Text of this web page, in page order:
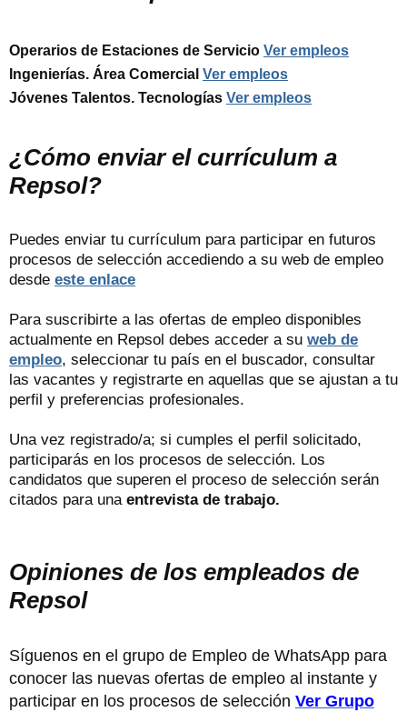
Operarios de Estaciones de Servicio Ver empleos
Ingenierías. Área Comercial Ver empleos
Jóvenes Talentos. Tecnologías Ver empleos
¿Cómo enviar el currículum a
Repsol?
Puedes enviar tu currículum para participar en futuros
procesos de selección accediendo a su web de empleo
desde este enlace
Para suscribirte a las ofertas de empleo disponibles
actualmente en Repsol debes acceder a su web de
empleo, seleccionar tu país en el buscador, consultar
las vacantes y registrarte en aquellas que se ajustan a tu
perfil y preferencias profesionales.
Una vez registrado/a; si cumples el perfil solicitado,
participarás en los procesos de selección. Los
candidatos que superen el proceso de selección serán
citados para una entrevista de trabajo.
Opiniones de los empleados de
Repsol
Síguenos en el grupo de Empleo de WhatsApp para
conocer las nuevas ofertas de empleo al instante y
participar en los procesos de selección Ver Grupo